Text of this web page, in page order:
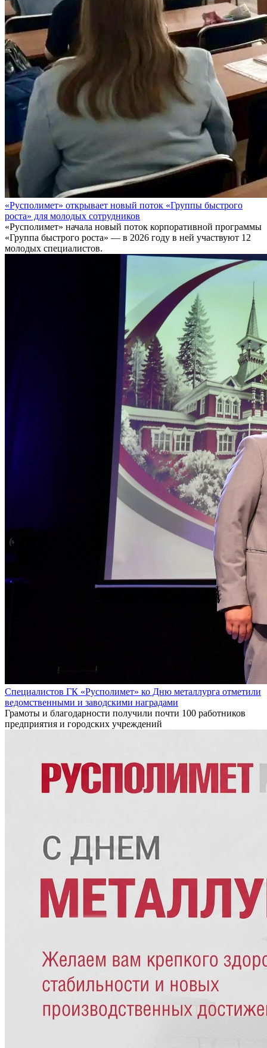
«Русполимет» открывает новый поток «Группы быстрого
роста» для молодых сотрудников
«Русполимет» начала новый поток корпоративной программы
«Группа быстрого роста» — в 2026 году в ней участвуют 12
молодых специалистов.
Специалистов ГК «Русполимет» ко Дню металлурга отметили
ведомственными и заводскими наградами
Грамоты и благодарности получили почти 100 работников
предприятия и городских учреждений